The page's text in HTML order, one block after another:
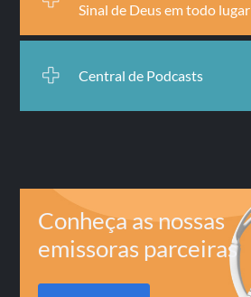
Sinal de Deus em todo lugar
Central de Podcasts
Conheça as nossas
emissoras parceiras